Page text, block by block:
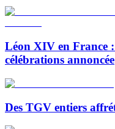
Léon XIV en France
célébrations annoncée
Des TGV entiers